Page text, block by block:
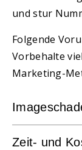
und stur
Folgende
Vorbehalte
Marketing-
Zeit- und